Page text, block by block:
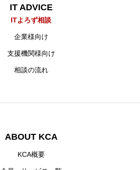
IT ADVICE
ITよろず相談
企業様向け
支援機関様向け
相談の流れ
ABOUT KCA
KCA概要